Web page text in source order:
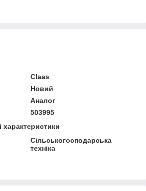
Claas
Новий
Аналог
503995
характеристики
Сільськогосподарська
техніка